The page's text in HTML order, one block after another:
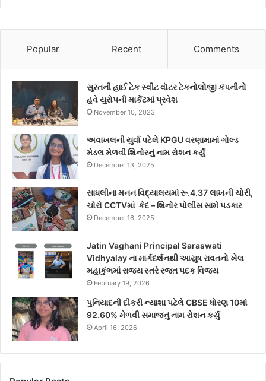
Popular Recent Comments
સુરતની હાઈ ટેક સ્વીટ વૉટર ટેકનોલોજી કંપનીનો
હવે યુરોપની માર્કેટમાં પ્રવેશ
November 10, 2023
અવાખલની યુર્વા પટેલે KPGU વરણામામાં ગોલ્ડ
મેડલ મેળવી શિનોરનું નામ રોશન કર્યું
December 13, 2025
સાધલીના મનન વિદ્યાલયમાં રૂ.4.37 લાખની ચોરી,
ચોરો CCTVમાં કેદ – શિનોર પોલીસ સામે પડકાર
December 16, 2025
Jatin Vaghani Principal Saraswati
Vidhyalay ના માર્ગદર્શનથી આયુષ રાવતનો ખેલ
મહાકુંભમાં રાજ્ય સ્તરે રજત પદક વિજય
February 19, 2026
પુનિયાદની દીકરી ન્યાશા પટેલે CBSE ધોરણ 10માં
92.60% મેળવી સમાજનું નામ રોશન કર્યું
April 16, 2026